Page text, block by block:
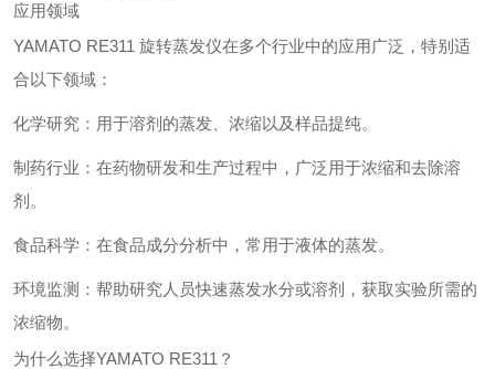
应用领域
YAMATO RE311 旋转蒸发仪在多个行业中的应用广泛，特别适
合以下领域：
化学研究：用于溶剂的蒸发、浓缩以及样品提纯。
制药行业：在药物研发和生产过程中，广泛用于浓缩和去除溶
剂。
食品科学：在食品成分分析中，常用于液体的蒸发。
环境监测：帮助研究人员快速蒸发水分或溶剂，获取实验所需的
浓缩物。
为什么选择YAMATO RE311？